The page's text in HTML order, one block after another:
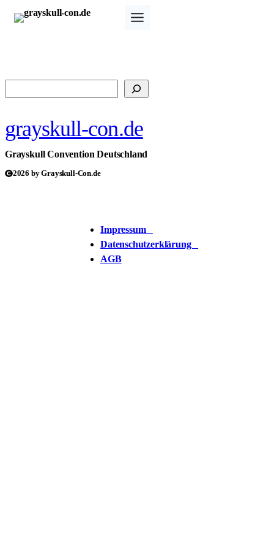
Zum
Inhalt
grayskull-con.de
Grayskull Convention Deutschland
2026 by Grayskull-Con.de
Impressum
Datenschutzerklärung
AGB